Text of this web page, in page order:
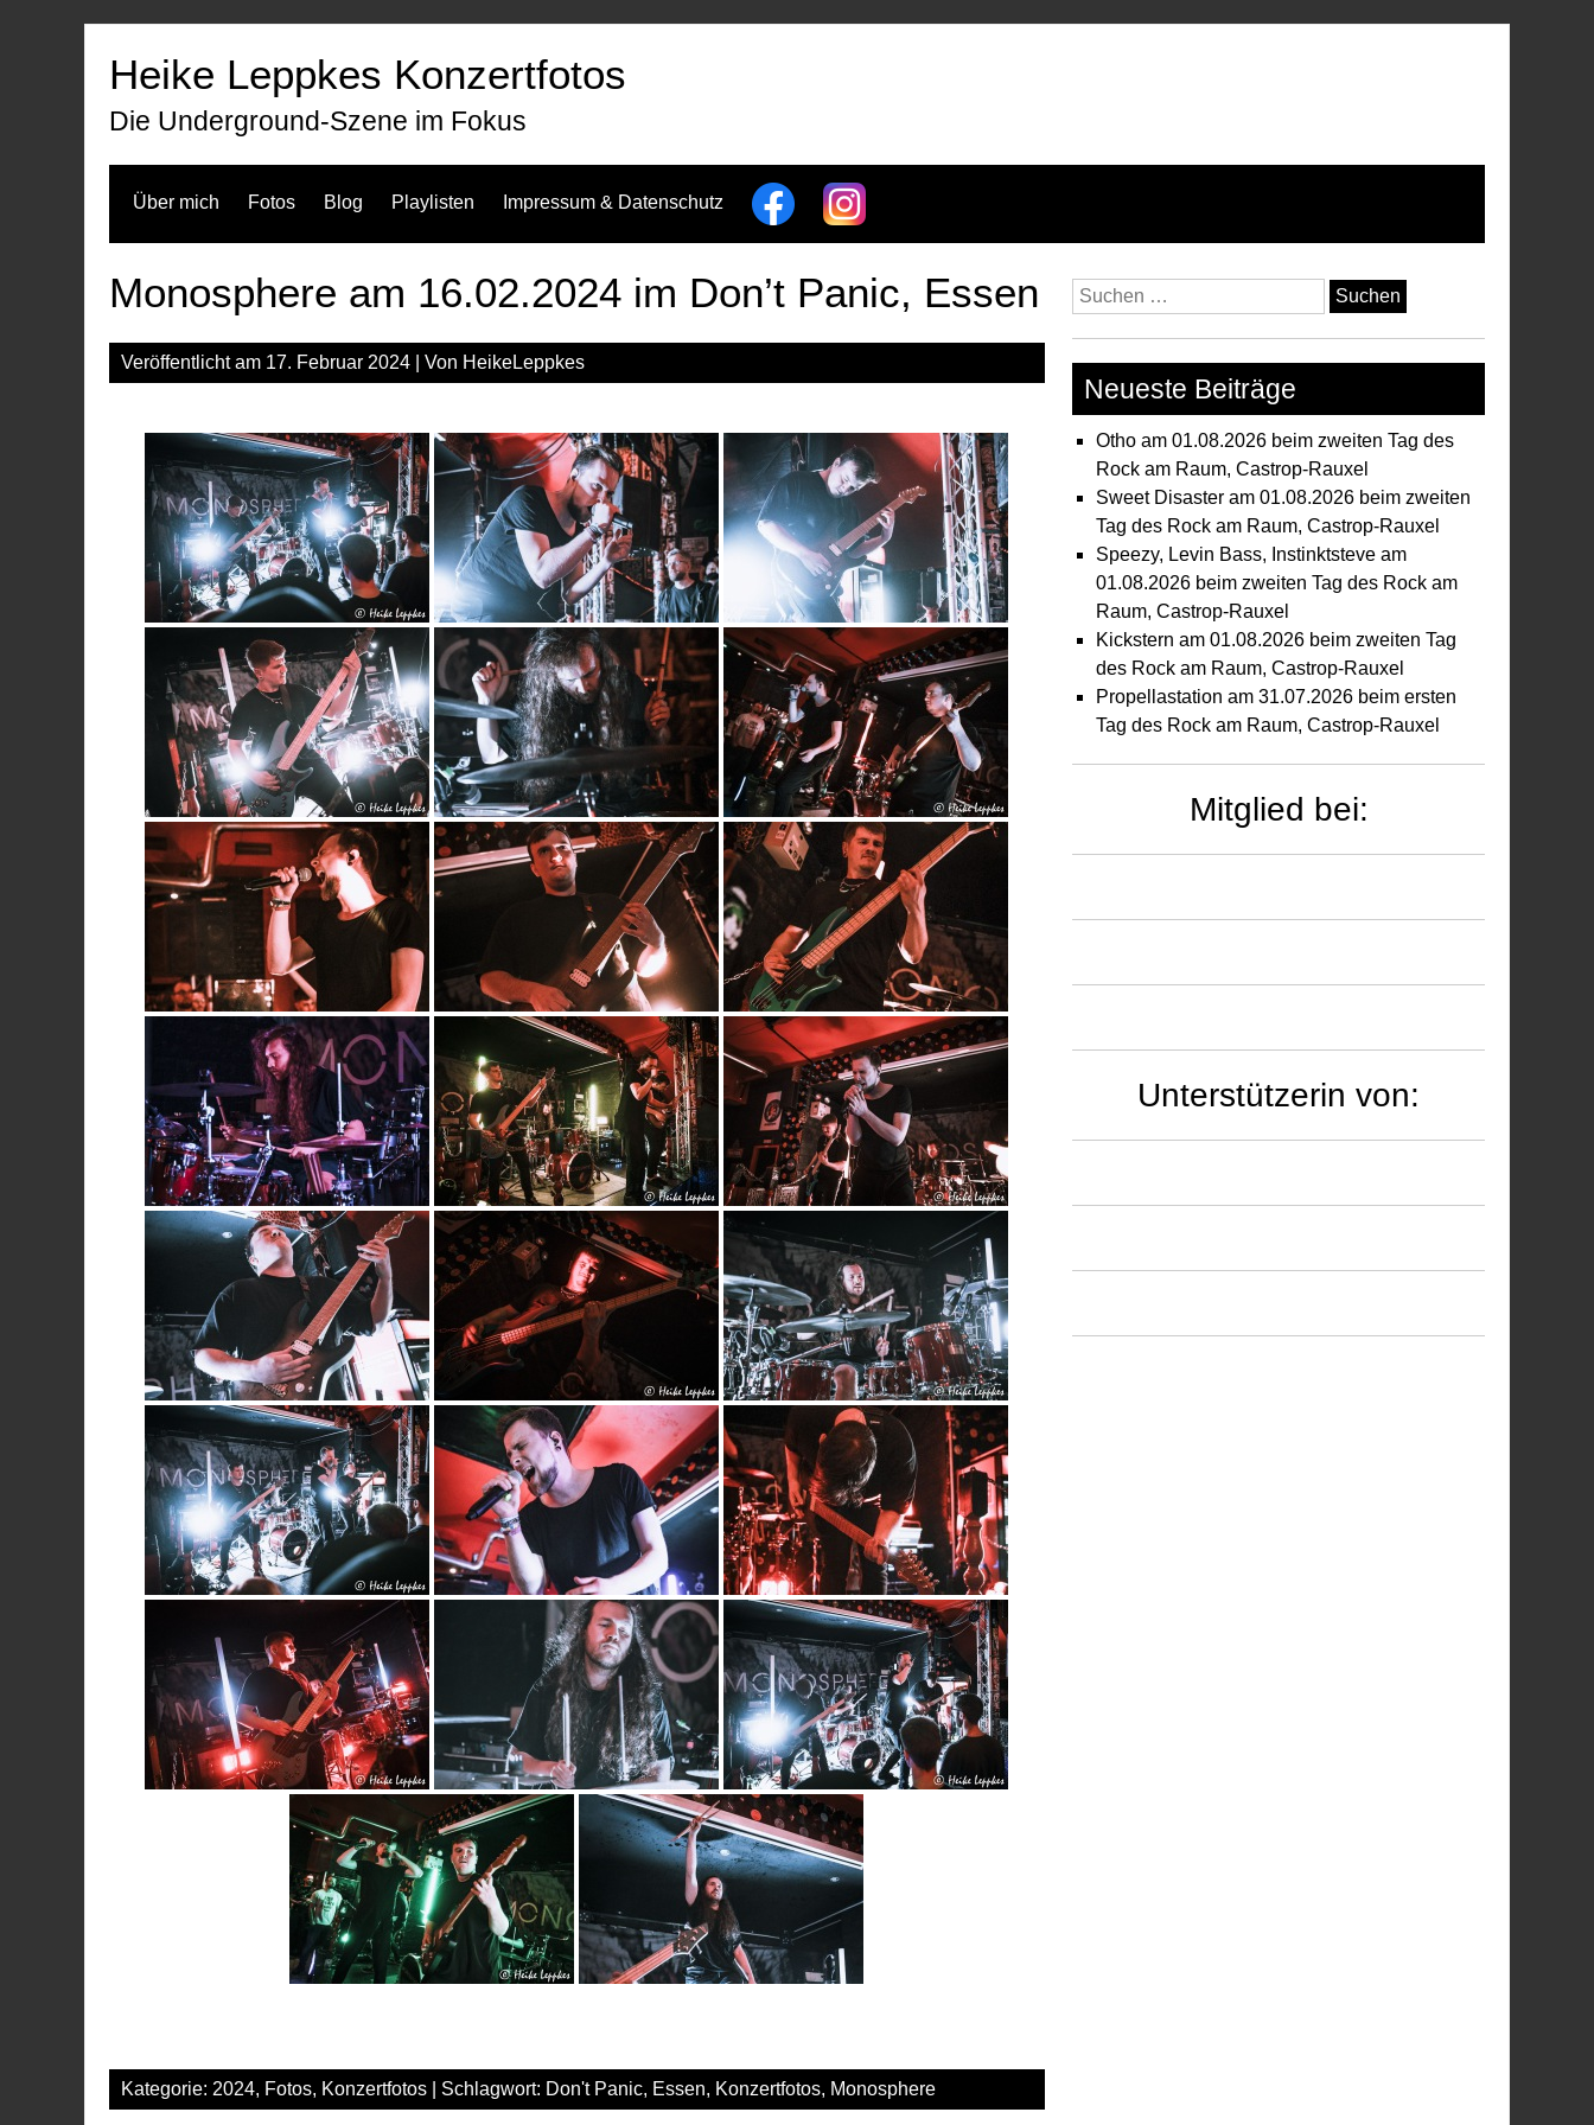
Heike Leppkes Konzertfotos
Die Underground-Szene im Fokus
Über mich Fotos Blog Playlisten Impressum & Datenschutz
Monosphere am 16.02.2024 im Don’t Panic, Essen
Veröffentlicht am 17. Februar 2024 | Von HeikeLeppkes
Kategorie: 2024, Fotos, Konzertfotos | Schlagwort: Don't Panic, Essen, Konzertfotos, Monosphere
Suchen
nach:
Neueste Beiträge
Otho am 01.08.2026 beim zweiten Tag des
Rock am Raum, Castrop-Rauxel
Sweet Disaster am 01.08.2026 beim zweiten
Tag des Rock am Raum, Castrop-Rauxel
Speezy, Levin Bass, Instinktsteve am
01.08.2026 beim zweiten Tag des Rock am
Raum, Castrop-Rauxel
Kickstern am 01.08.2026 beim zweiten Tag
des Rock am Raum, Castrop-Rauxel
Propellastation am 31.07.2026 beim ersten
Tag des Rock am Raum, Castrop-Rauxel
Mitglied bei:
Unterstützerin von: